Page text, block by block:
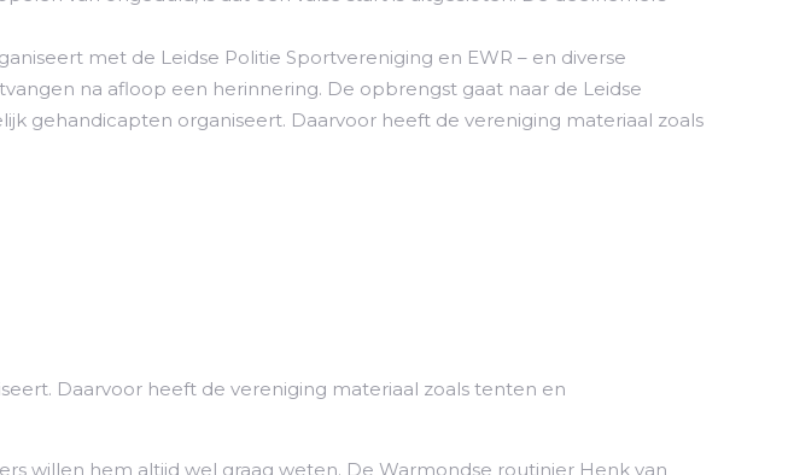
met de Leidse Politie Sportvereniging en EWR – en diverse
na afloop een herinnering. De opbrengst gaat naar de Leidse
gehandicapten organiseert. Daarvoor heeft de vereniging materiaal zoals
Daarvoor heeft de vereniging materiaal zoals tenten en
willen hem altijd wel graag weten. De Warmondse routinier Henk van